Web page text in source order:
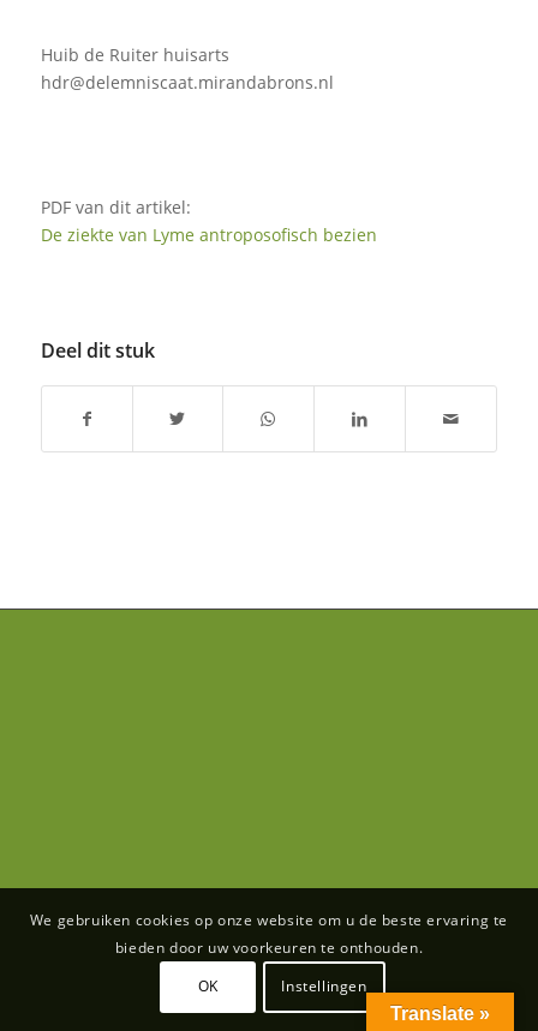
Huib de Ruiter huisarts
hdr@delemniscaat.mirandabrons.nl
PDF van dit artikel:
De ziekte van Lyme antroposofisch bezien
Deel dit stuk
We gebruiken cookies op onze website om u de beste ervaring te
bieden door uw voorkeuren te onthouden.
OK
Instellingen
Translate »